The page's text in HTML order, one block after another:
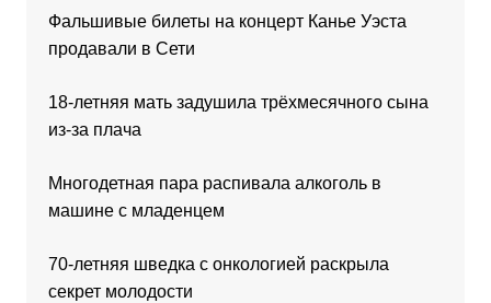
Фальшивые билеты на концерт Канье Уэста
продавали в Сети
18-летняя мать задушила трёхмесячного сына
из-за плача
Многодетная пара распивала алкоголь в
машине с младенцем
70-летняя шведка с онкологией раскрыла
секрет молодости